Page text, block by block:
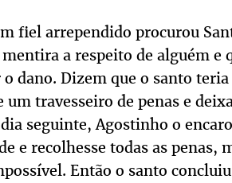
fiel arrependido procurou
a respeito de alguém e
dano. Dizem que o santo
um travesseiro de penas e
seguinte, Agostinho o
e recolhesse todas as
Então o santo